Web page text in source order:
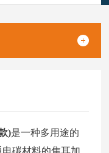
)是一种多用途的
碳材料的焦耳加